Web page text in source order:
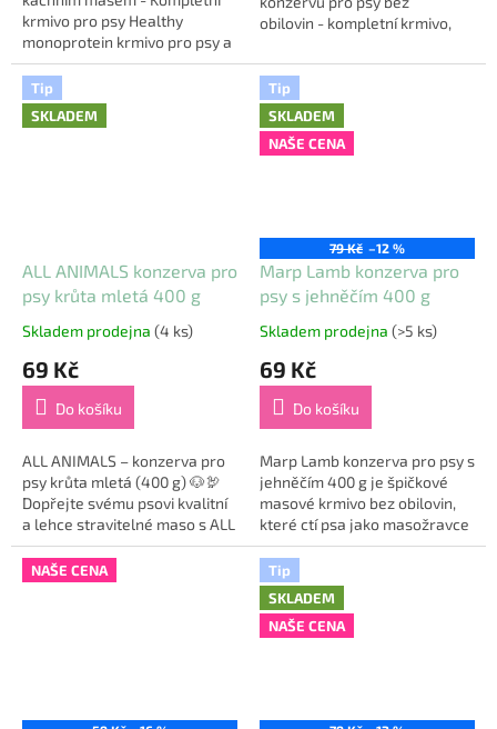
krmivo pro psy Healthy
monoprotein krmivo pro psy a
kočky umožňuje vyhnout se a
přirozeně vyřešit všechny
problémy...
obilovin - kompletní krmivo,
příteli poskytne nejen
vynikající chuť, ale také...
Tip
SKLADEM
ALL ANIMALS konzerva pro
psy krůta mletá 400 g
Průměrné
produktu
5,0
5
hvězdiček.
Skladem prodejna (4 ks)
69 Kč
Do košíku
ALL ANIMALS – konzerva pro
psy krůta mletá (400 g) 🐶🦃
Dopřejte svému psovi kvalitní
a lehce stravitelné maso s ALL
ANIMALS – krůta mletá! Tato
monoproteinová konzerva
obsahuje...
Tip
SKLADEM
NAŠE CENA
79 Kč –12 %
Marp Lamb konzerva pro
psy s jehněčím 400 g
Průměrné
produktu
5,0
5
hvězdiček.
Skladem prodejna (>5 ks)
69 Kč
Do košíku
Marp Lamb konzerva pro psy s
jehněčím 400 g je špičkové
masové krmivo bez obilovin,
které ctí psa jako masožravce
🍖🐶. Tato monoproteinová
konzerva obsahuje 100 %
bílkovin ze...
NAŠE CENA
Tip
SKLADEM
NAŠE CENA